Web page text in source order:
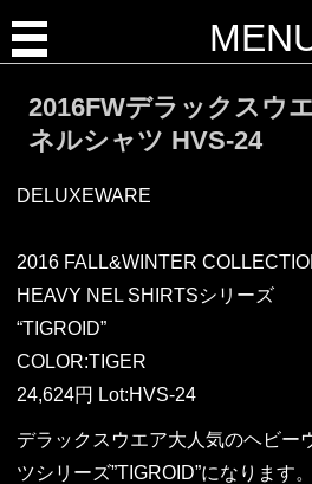
2016FWデラックスウ
ネルシャツ HVS-24
DELUXEWARE
2016 FALL&WINTER
HEAVY NEL SHIRTSシリーズ
“TIGROID”
COLOR:TIGER
24,624円 Lot:HVS-24
デラックスウエア大人気のヘビー
ツシリーズ”TIGROID”になります。